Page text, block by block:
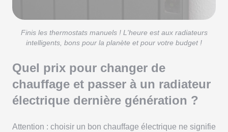
Finis les thermostats manuels ! L'heure est aux radiateurs
intelligents, bons pour la planète et pour votre budget !
Quel prix pour changer de
chauffage et passer à un radiateur
électrique dernière génération ?
Attention : choisir un bon chauffage électrique ne signifie